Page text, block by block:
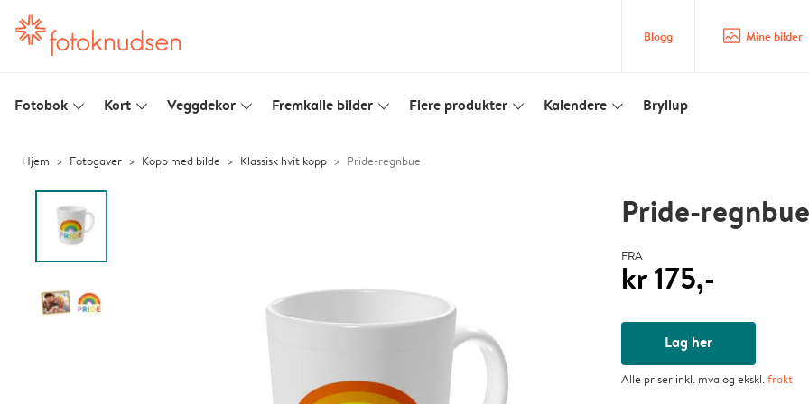
Blogg image_placeholder Mine bilder
Fotobok slim_arrow_down Kort slim_arrow_down Veggdekor slim_arrow_down Fremkalle bilder slim_arrow_down Flere produkter slim_arrow_down Kalendere slim_arrow_down Bryllup
Hjem Fotogaver Kopp med bilde Klassisk hvit kopp Pride-regnbue
Pride-regnbue
FRA
kr 175,-
Lag her
Alle priser inkl. mva og ekskl.frakt